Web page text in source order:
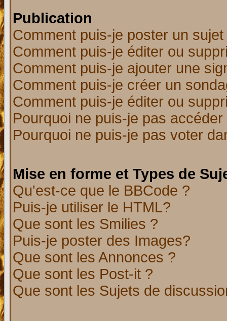
Publication
Comment puis-je poster un
Comment puis-je éditer ou
Comment puis-je ajouter une
Comment puis-je créer un
Comment puis-je éditer ou
Pourquoi ne puis-je pas
Pourquoi ne puis-je pas voter
Mise en forme et Types de
Qu'est-ce que le BBCode ?
Puis-je utiliser le HTML?
Que sont les Smilies ?
Puis-je poster des Images?
Que sont les Annonces ?
Que sont les Post-it ?
Que sont les Sujets de